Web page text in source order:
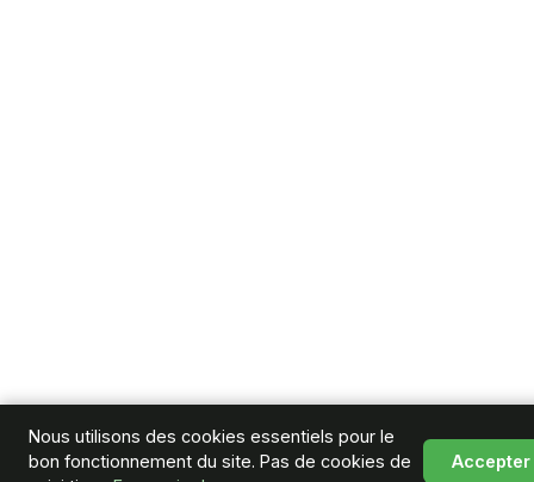
Nous utilisons des cookies essentiels pour le
bon fonctionnement du site. Pas de cookies de
Accepter